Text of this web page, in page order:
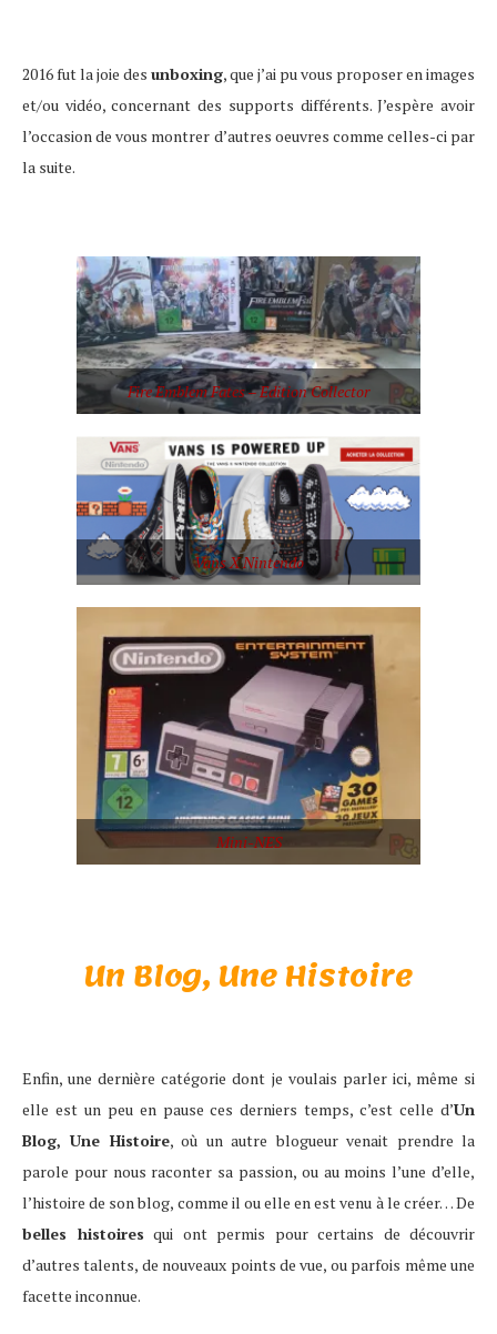
2016 fut la joie des unboxing, que j’ai pu vous proposer en images
et/ou vidéo, concernant des supports différents. J’espère avoir
l’occasion de vous montrer d’autres oeuvres comme celles-ci par
la suite.
Fire Emblem Fates – Edition Collector
Vans X Nintendo
Mini-NES
Un Blog, Une Histoire
Enfin, une dernière catégorie dont je voulais parler ici, même si
elle est un peu en pause ces derniers temps, c’est celle d’Un
Blog, Une Histoire, où un autre blogueur venait prendre la
parole pour nous raconter sa passion, ou au moins l’une d’elle,
l’histoire de son blog, comme il ou elle en est venu à le créer… De
belles histoires qui ont permis pour certains de découvrir
d’autres talents, de nouveaux points de vue, ou parfois même une
facette inconnue.